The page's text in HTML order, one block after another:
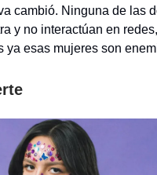
cambió. Ninguna de las
y no interactúan en
ya esas mujeres son